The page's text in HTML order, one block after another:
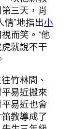
三天，肖
情”地指出小
而笑。“他
就說不干
竹林間、
易近搬來
易近也會
教導成了